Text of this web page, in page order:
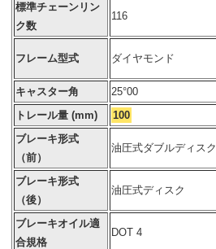
標準チェーンリン
ク数
116
フレーム型式 ダイヤモンド
キャスター角
25°00
トレール量 (mm)
100
ブレーキ形式
（前）
油圧式ダブルディスク
ブレーキ形式
（後）
油圧式ディスク
ブレーキオイル適
合規格
DOT 4